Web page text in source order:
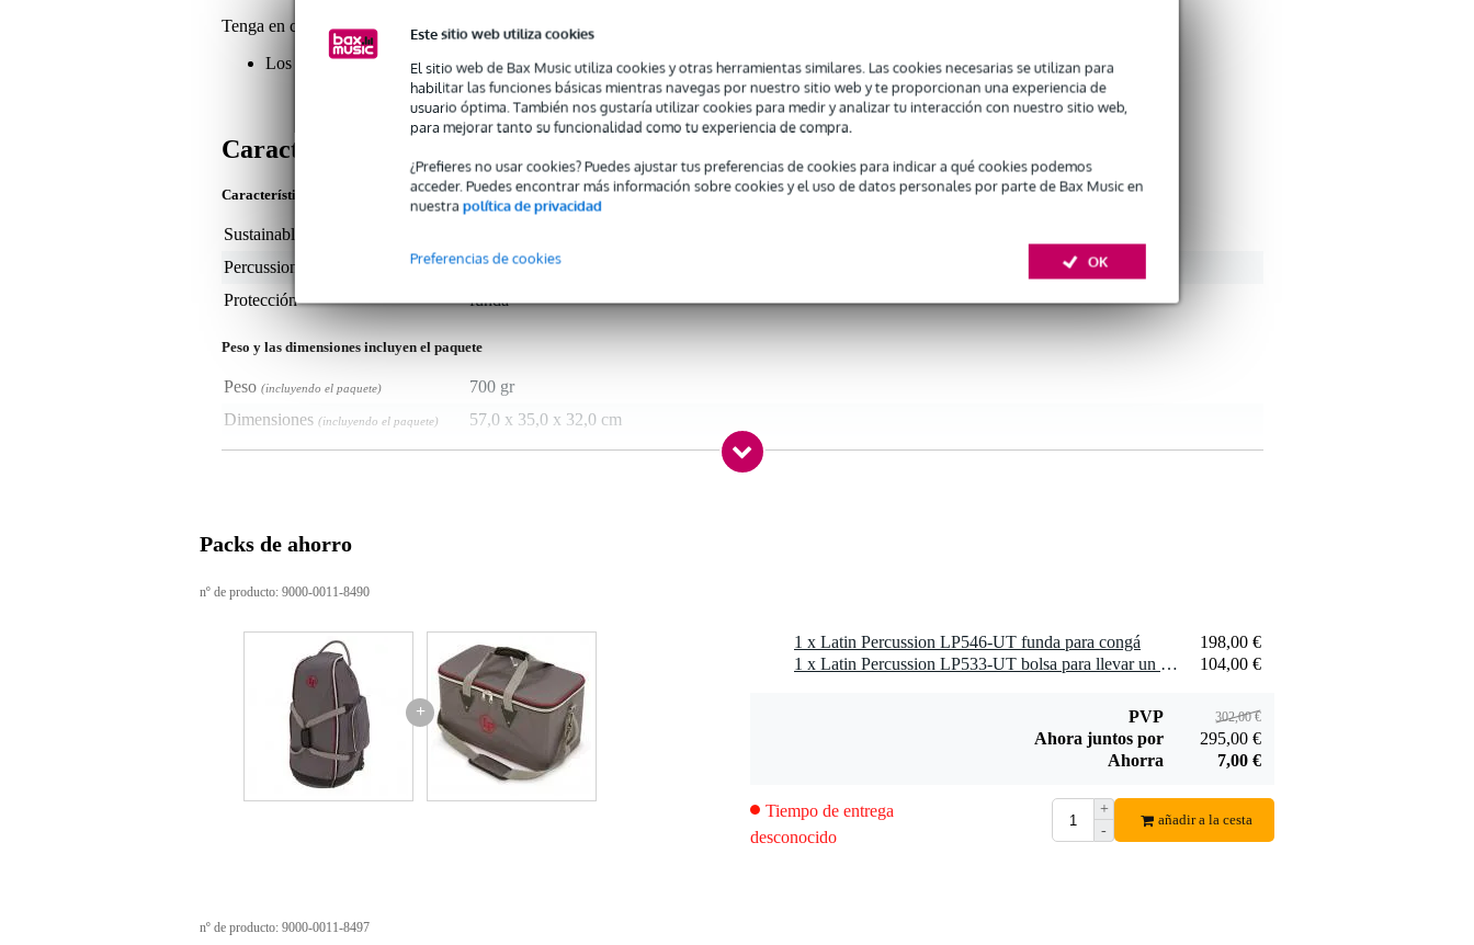
Este sitio web utiliza cookies
El sitio web de Bax Music utiliza cookies y otras herramientas similares. Las cookies necesarias se utilizan para
habilitar las funciones básicas mientras navegas por nuestro sitio web y te proporcionan una experiencia de
usuario óptima. También nos gustaría utilizar cookies para medir y analizar tu interacción con nuestro sitio web,
para mejorar tanto su funcionalidad como tu experiencia de compra.
¿Prefieres no usar cookies? Puedes ajustar tus preferencias de cookies para indicar a qué cookies podemos
acceder. Puedes encontrar más información sobre cookies y el uso de datos personales por parte de Bax Music en
nuestra política de privacidad
OK
Preferencias de cookies
Tenga en cuenta lo siguiente:
Los bongos e instrumentos de percusión que se muestran son sólo para fines ilustrativos y por lo tanto no están incluidos.
Características
Características del producto
Sustainable product
Percussion protection for
bongo
Protección
funda
Peso y las dimensiones incluyen el paquete
Peso (incluyendo el paquete)
700 gr
Dimensiones (incluyendo el paquete) 57,0 x 35,0 x 32,0 cm
marca: Latin Percussion
parte superior reforzada
bonito diseño con ribetes rojos
bolsillos laterales adicionales para varias opciones de almacenamiento
cremallera de ancho completo
Packs de ahorro
nº de producto: 9000-0011-8490
+
1 x Latin Percussion LP546-UT funda para congá
198,00 €
1 x Latin Percussion LP533-UT bolsa para llevar un set de bongós Ultra Tek
104,00 €
PVP 302,00 €
Ahora juntos por
295,00 €
Ahorra
7,00 €
Tiempo de entrega
desconocido
+
-
añadir a la cesta
nº de producto: 9000-0011-8497